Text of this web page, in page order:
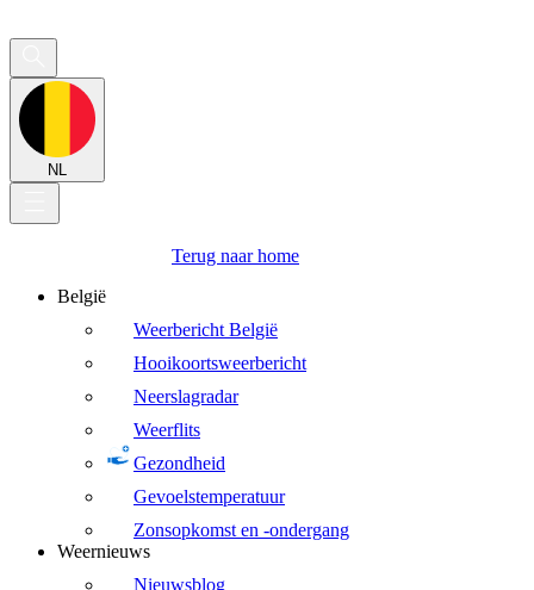
NL
Terug naar home
België
Weerbericht België
Hooikoortsweerbericht
Neerslagradar
Weerflits
Gezondheid
Gevoelstemperatuur
Zonsopkomst en -ondergang
Weernieuws
Nieuwsblog